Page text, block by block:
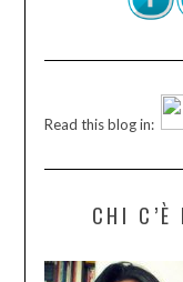
Read this blog in:
CHI C’È